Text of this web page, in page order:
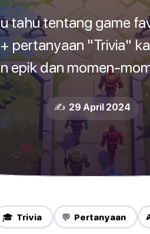
tahu tentang game
pertanyaan "Trivia"
epik dan momen-
✍️ 29 April 2024
🎓 Trivia 💬 Pertanyaan